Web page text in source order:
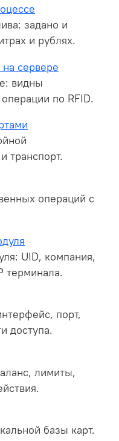
задано и
и рублях.
видны
по RFID.
транспорт.
операций с
UID, компания,
терминала.
порт,
доступа.
лимиты,
базы карт.